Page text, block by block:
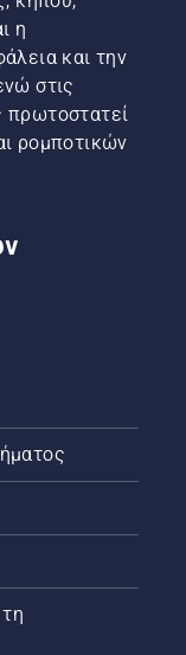
η
και την
στις
πρωτοστατεί
ρομποτικών